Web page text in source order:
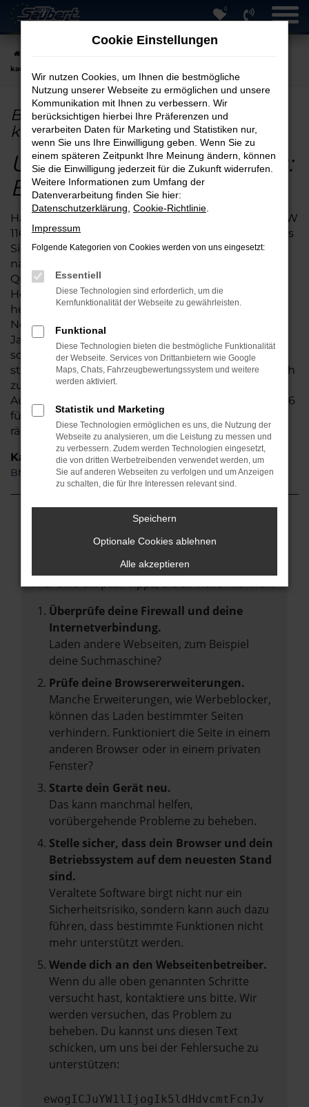
Zum
Hauptinhalt
springen
0
kaufen
BMW 116 in Heidelberg günstig
kaufen
Unterwegs in Heidelberg:
BMW 116 online kaufen
Haben Sie schon einmal daran gedacht, einen BMW
116 online zu kaufen? Der Vorteil besteht darin, dass
Sie bei uns auch eine Lieferung direkt zu Ihnen
nach Heidelberg oder die Umgebung erhalten.
Qualitativ ist der BMW 116 wie geschaffen für
Heidelberg. Hinzu kommt, dass wir dieses
herausragende Fahrzeug online sowohl als
Neuwagen als auch als Gebrauchtwagen sowie als
Jahreswagen und Tageszulassung anbieten. Sie
schöpfen also sprichwörtlich „aus dem Vollen“ und
steigen künftig ganz sicher in ein außergewöhnlich
zuverlässiges Fahrzeuge. Damit nicht genug: Auto
Auto Seubert GmbH lässt beim Kauf eines BMW 116
für Heidelberg ordentlich die Preise purzeln und
räumt Ihnen attraktive Rabatte ein.
Kategorie
BMW 116 Gebrauchtwagen Heidelberg
Fehler: Network Error
Beim Laden ist ein Fehler aufgetreten.
Hier sind ein paar Tipps, die dir helfen können:
Überprüfe deine Firewall und deine
Internetverbindung.
Laden andere Webseiten, zum Beispiel
deine Suchmaschine?
Prüfe deine Browsererweiterungen.
Manche Erweiterungen, wie Werbeblocker,
können das Laden bestimmter Seiten
verhindern. Funktioniert die Seite in einem
anderen Browser oder in einem privaten
Fenster?
Starte dein Gerät neu.
Das kann manchmal helfen,
vorübergehende Probleme zu beheben.
Stelle sicher, dass dein Browser und dein
Betriebssystem auf dem neuesten Stand
sind.
Veraltete Software birgt nicht nur ein
Sicherheitsrisiko, sondern kann auch dazu
führen, dass bestimmte Funktionen nicht
mehr unterstützt werden.
Wende dich an den Webseitenbetreiber.
Wenn du alle oben genannten Schritte
versucht hast, kontaktiere uns bitte. Wir
werden versuchen, das Problem zu
beheben. Du kannst uns diesen Text
schicken, um uns bei der Fehlersuche zu
unterstützen:
ewogICJuYW1lIjogIk5ldHdvcmtFcnJv
Cookie Einstellungen
Wir nutzen Cookies, um Ihnen die bestmögliche
Nutzung unserer Webseite zu ermöglichen und unsere
Kommunikation mit Ihnen zu verbessern. Wir
berücksichtigen hierbei Ihre Präferenzen und
verarbeiten Daten für Marketing und Statistiken nur,
wenn Sie uns Ihre Einwilligung geben. Wenn Sie zu
einem späteren Zeitpunkt Ihre Meinung ändern, können
Sie die Einwilligung jederzeit für die Zukunft widerrufen.
Weitere Informationen zum Umfang der
Datenverarbeitung finden Sie hier:
Datenschutzerklärung Cookie-Richtlinie
Impressum
Folgende Kategorien von Cookies werden von uns eingesetzt:
Essentiell
Diese Technologien sind erforderlich, um die
Kernfunktionalität der Webseite zu gewährleisten.
Funktional
Diese Technologien bieten die bestmögliche Funktionalität
der Webseite. Services von Drittanbietern wie Google
Maps, Chats, Fahrzeugbewertungssystem und weitere
werden aktiviert.
Statistik und Marketing
Diese Technologien ermöglichen es uns, die Nutzung der
Webseite zu analysieren, um die Leistung zu messen und
zu verbessern. Zudem werden Technologien eingesetzt,
die von dritten Werbetreibenden verwendet werden, um
Sie auf anderen Webseiten zu verfolgen und um Anzeigen
zu schalten, die für Ihre Interessen relevant sind.
Speichern
Optionale Cookies ablehnen
Alle akzeptieren